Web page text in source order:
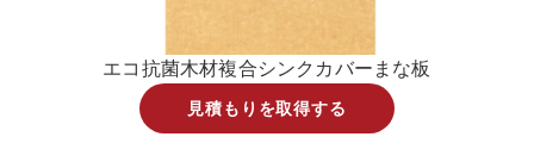
エコ抗菌木材複合シンクカバーまな板
見積もりを取得する